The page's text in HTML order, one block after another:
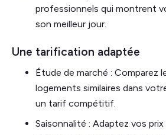
professionnels qui montrent
son meilleur jour.
Une tarification adaptée
Étude de marché : Comparez
logements similaires dans
un tarif compétitif.
Saisonnalité : Adaptez vos